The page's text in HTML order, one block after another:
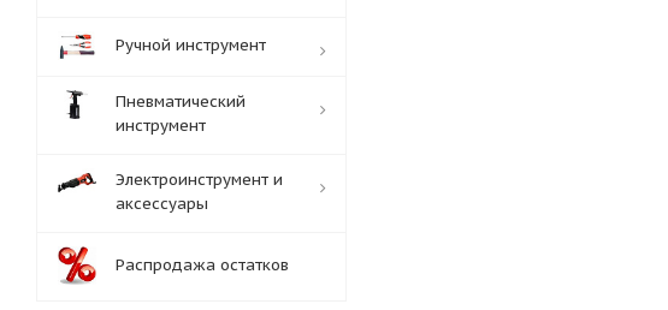
Ручной инструмент
Пневматический
инструмент
Электроинструмент и
аксессуары
Распродажа остатков